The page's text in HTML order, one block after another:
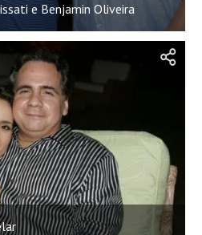
e Benjamin Oliveira